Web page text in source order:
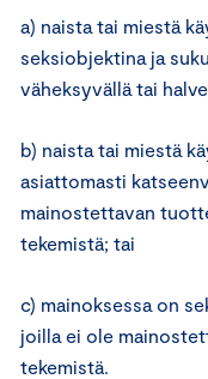
a) naista tai miestä
seksiobjektina ja
väheksyvällä tai
b) naista tai miestä
asiattomasti
mainostettavan
tekemistä; tai
c) mainoksessa on
joilla ei ole
tekemistä.